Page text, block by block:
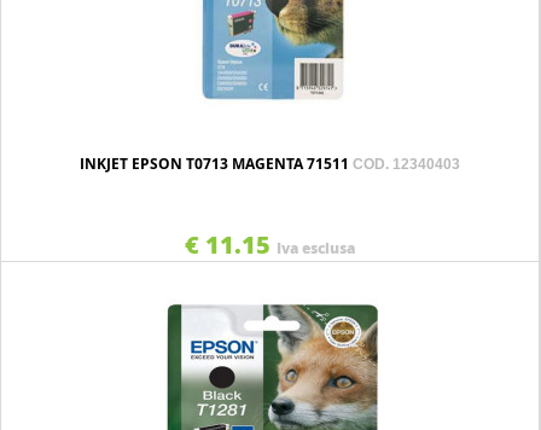
INKJET EPSON T0713 MAGENTA 71511 COD. 12340403
€ 11.15 Iva esclusa